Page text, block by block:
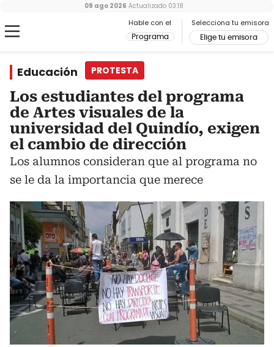
Hable con el
Programa
Selecciona tu emisora
Elige tu emisora
09 ago 2026 Actualizado 03:18
Educación PROTESTA
Los estudiantes del programa
de Artes visuales de la
universidad del Quindío, exigen
el cambio de dirección
Los alumnos consideran que al programa no
se le da la importancia que merece